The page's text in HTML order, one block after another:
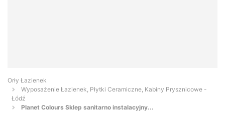
Orły Łazienek
Wyposażenie Łazienek, Płytki Ceramiczne, Kabiny Prysznicowe -
Łódź
Planet Colours Sklep sanitarno instalacyjny...